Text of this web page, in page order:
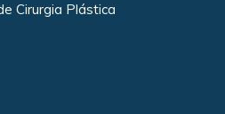
Cirurgia Plástica